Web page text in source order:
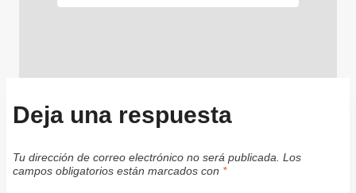
Deja una respuesta
Tu dirección de correo electrónico no será publicada. Los
campos obligatorios están marcados con *